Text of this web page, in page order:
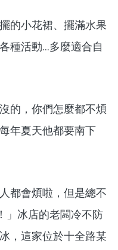
小花裙、擺滿水果
種活動...多麼適合自
，你們怎麼都不煩
年夏天他都要南下
會煩啦，但是總不
」冰店的老闆冷不防
，這家位於十全路某